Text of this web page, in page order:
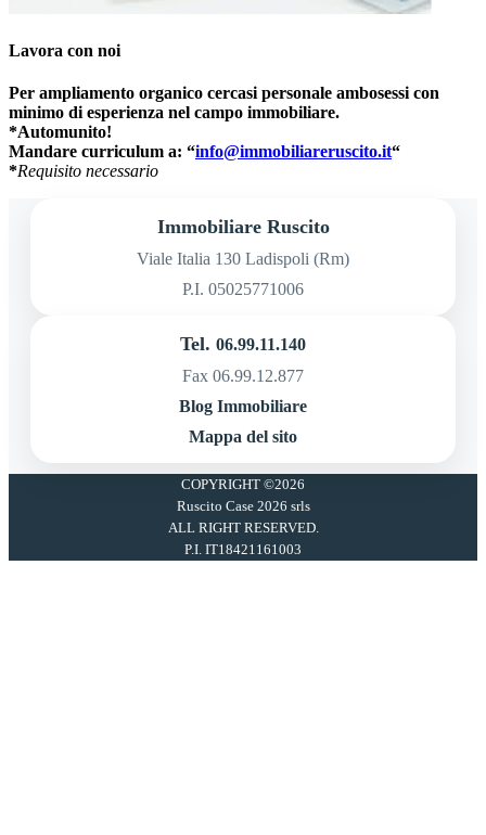
Lavora con noi
Per ampliamento organico cercasi personale ambosessi con
minimo di esperienza nel campo immobiliare.
*Automunito!
Mandare curriculum a: “info@immobiliareruscito.it“
*Requisito necessario
Immobiliare Ruscito
Viale Italia 130 Ladispoli (Rm)
P.I. 05025771006
Tel. 06.99.11.140
Fax 06.99.12.877
Blog Immobiliare
Mappa del sito
COPYRIGHT ©2026
Ruscito Case 2026 srls
ALL RIGHT RESERVED.
P.I. IT18421161003